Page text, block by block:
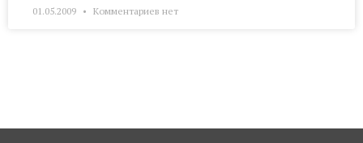
01.05.2009 Комментариев нет